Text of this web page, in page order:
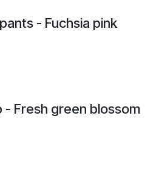
Zomersolden
- Fuchsia pink
Zomersolden
- Fresh green blossom